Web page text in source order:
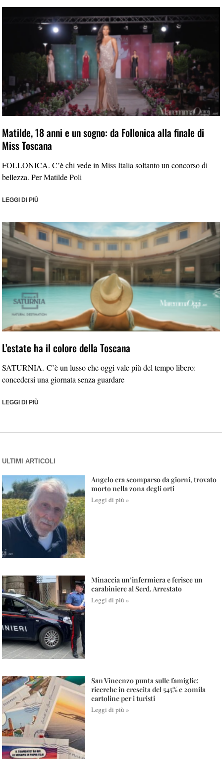
Matilde, 18 anni e un sogno: da Follonica alla finale di
Miss Toscana
FOLLONICA. C’è chi vede in Miss Italia soltanto un concorso di
bellezza. Per Matilde Poli
LEGGI DI PIÙ
L’estate ha il colore della Toscana
SATURNIA. C’è un lusso che oggi vale più del tempo libero:
concedersi una giornata senza guardare
LEGGI DI PIÙ
ULTIMI ARTICOLI
Angelo era scomparso da giorni, trovato
morto nella zona degli orti
Leggi di più »
Minaccia un’infermiera e ferisce un
carabiniere al Serd. Arrestato
Leggi di più »
San Vincenzo punta sulle famiglie:
ricerche in crescita del 545% e 20mila
cartoline per i turisti
Leggi di più »